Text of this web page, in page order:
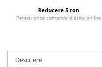
Reducere 5 ron
Pentru orice comanda platita online
Descriere